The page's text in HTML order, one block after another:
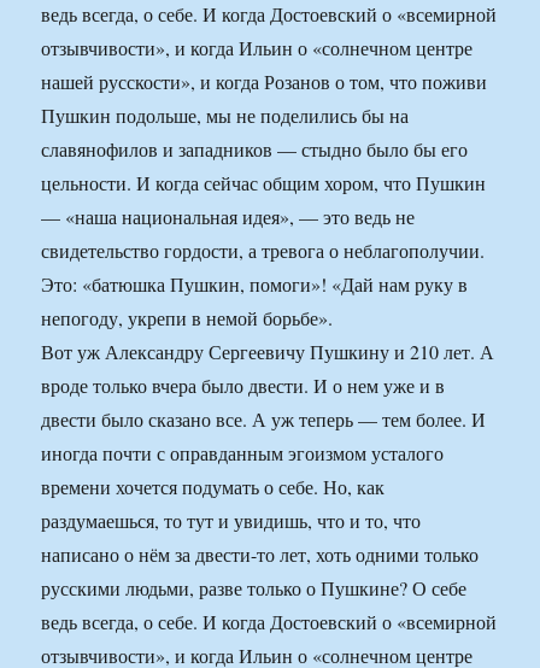
ведь всегда, о себе. И когда Достоевский о «всемирной
отзывчивости», и когда Ильин о «солнечном центре
нашей русскости», и когда Розанов о том, что поживи
Пушкин подольше, мы не поделились бы на
славянофилов и западников — стыдно было бы его
цельности. И когда сейчас общим хором, что Пушкин
— «наша национальная идея», — это ведь не
свидетельство гордости, а тревога о неблагополучии.
Это: «батюшка Пушкин, помоги»! «Дай нам руку в
непогоду, укрепи в немой борьбе».
Вот уж Александру Сергеевичу Пушкину и 210 лет. А
вроде только вчера было двести. И о нем уже и в
двести было сказано все. А уж теперь — тем более. И
иногда почти с оправданным эгоизмом усталого
времени хочется подумать о себе. Но, как
раздумаешься, то тут и увидишь, что и то, что
написано о нём за двести-то лет, хоть одними только
русскими людьми, разве только о Пушкине? О себе
ведь всегда, о себе. И когда Достоевский о «всемирной
отзывчивости», и когда Ильин о «солнечном центре